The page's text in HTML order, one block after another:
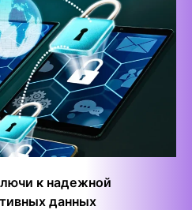
к надежной
данных